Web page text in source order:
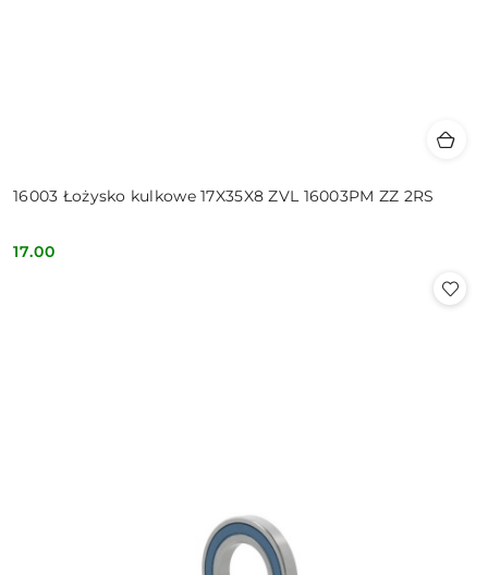
16003 Łożysko kulkowe 17X35X8 ZVL 16003PM ZZ 2RS
Cena:
17.00